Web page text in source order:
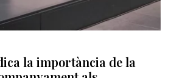
la importància de la